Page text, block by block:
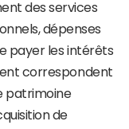
des services
dépenses
payer les intérêts
correspondent
patrimoine
de